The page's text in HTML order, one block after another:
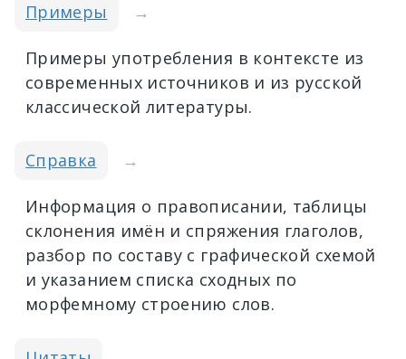
Примеры →
Примеры употребления в контексте из
современных источников и из русской
классической литературы.
Справка →
Информация о правописании, таблицы
склонения имён и спряжения глаголов,
разбор по составу с графической схемой
и указанием списка сходных по
морфемному строению слов.